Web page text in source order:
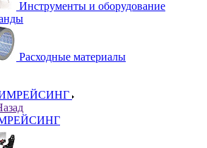
Инструменты и оборудование
Расходные материалы